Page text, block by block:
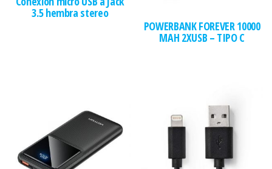
3.5 hembra stereo
POWERBANK FOREVER 10000
MAH 2XUSB – TIPO C